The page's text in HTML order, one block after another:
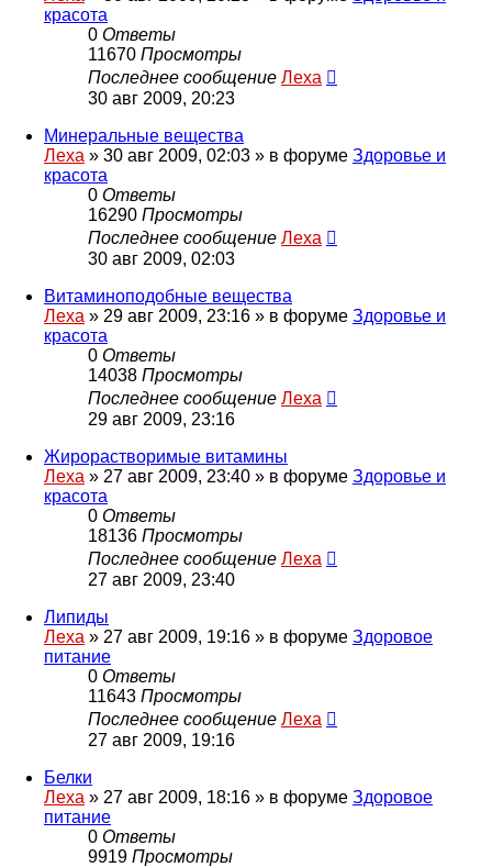
красота
0 Ответы
11670 Просмотры
Последнее сообщение Леха
30 авг 2009, 20:23
Минеральные вещества
Леха » 30 авг 2009, 02:03 » в форуме Здоровье и
красота
0 Ответы
16290 Просмотры
Последнее сообщение Леха
30 авг 2009, 02:03
Витаминоподобные вещества
Леха » 29 авг 2009, 23:16 » в форуме Здоровье и
красота
0 Ответы
14038 Просмотры
Последнее сообщение Леха
29 авг 2009, 23:16
Жирорастворимые витамины
Леха » 27 авг 2009, 23:40 » в форуме Здоровье и
красота
0 Ответы
18136 Просмотры
Последнее сообщение Леха
27 авг 2009, 23:40
Липиды
Леха » 27 авг 2009, 19:16 » в форуме Здоровое
питание
0 Ответы
11643 Просмотры
Последнее сообщение Леха
27 авг 2009, 19:16
Белки
Леха » 27 авг 2009, 18:16 » в форуме Здоровое
питание
0 Ответы
9919 Просмотры